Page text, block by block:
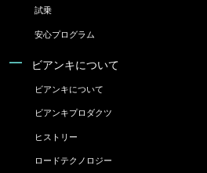
試乗
安心プログラム
ビアンキについて
ビアンキについて
ビアンキプロダクツ
ヒストリー
ロードテクノロジー